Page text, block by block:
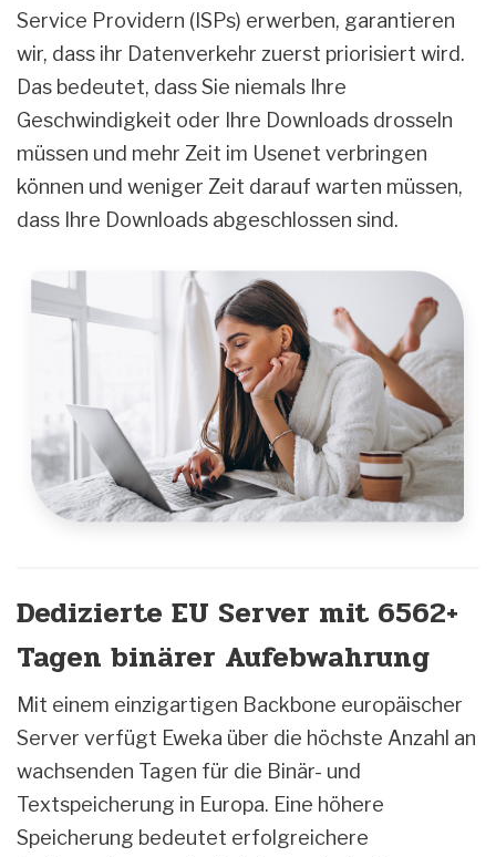
Service Providern (ISPs) erwerben, garantieren
wir, dass ihr Datenverkehr zuerst priorisiert wird.
Das bedeutet, dass Sie niemals Ihre
Geschwindigkeit oder Ihre Downloads drosseln
müssen und mehr Zeit im Usenet verbringen
können und weniger Zeit darauf warten müssen,
dass Ihre Downloads abgeschlossen sind.
Dedizierte EU Server mit 6562+
Tagen binärer Aufebwahrung
Mit einem einzigartigen Backbone europäischer
Server verfügt Eweka über die höchste Anzahl an
wachsenden Tagen für die Binär- und
Textspeicherung in Europa. Eine höhere
Speicherung bedeutet erfolgreichere